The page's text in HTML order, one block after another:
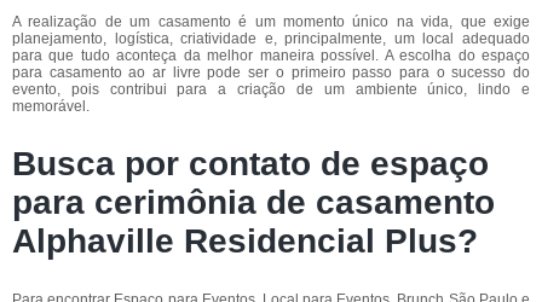
A realização de um casamento é um momento único na vida, que exige
planejamento, logística, criatividade e, principalmente, um local adequado
para que tudo aconteça da melhor maneira possível. A escolha do espaço
para casamento ao ar livre pode ser o primeiro passo para o sucesso do
evento, pois contribui para a criação de um ambiente único, lindo e
memorável.
Busca por contato de espaço
para cerimônia de casamento
Alphaville Residencial Plus?